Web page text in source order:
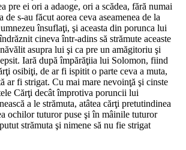
pre ei ori a adaoge, ori a scădea, fără numai
de s-au făcut aorea ceva aseamenea de la
însuflaţi, şi aceasta din porunca lui
cineva într-adins să strămute aceaste
asupra lui şi ca pre un amăgitoriu şi
Iară după împărăţiia lui Solomon, fiind
osibiţi, de ar fi ispitit o parte ceva a muta,
ar fi strigat. Cu mai mare nevoinţă şi cinste
Cărţi decât împrotiva poruncii lui
a le strămuta, atâtea cărţi pretutindinea
ochilor tuturor puse şi în mâinile tuturor
strămuta şi nimene să nu fie strigat